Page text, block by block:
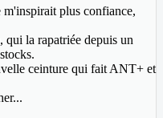
plus confiance,
qui la rapatriée depuis un
ceinture qui fait ANT+ et